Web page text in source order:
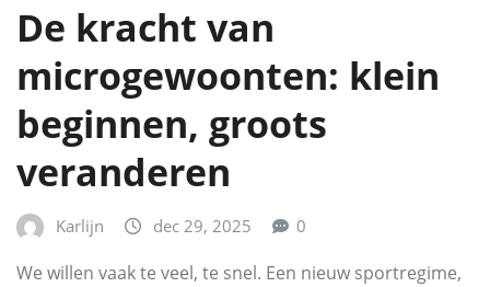
De kracht van
microgewoonten: klein
beginnen, groots
veranderen
Karlijn dec 29, 2025 0
We willen vaak te veel, te snel. Een nieuw sportregime,